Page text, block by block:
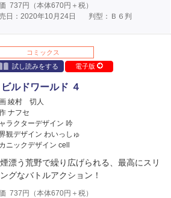
737 円（本体670円＋税）
日：2020年10月24日
判型：Ｂ６判
コミックス
試し読みをする
電子版
ビルドワールド ４
綾村 切人
ナフセ
ラクターデザイン 吟
観デザイン わいっしゅ
ニックデザイン cell
漂う荒野で繰り広げられる、最高にスリ
グなバトルアクション！
737 円（本体670円＋税）